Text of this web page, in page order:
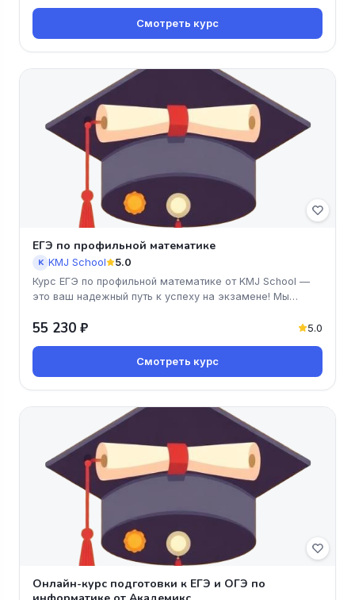
Смотреть курс
ЕГЭ по профильной математике
K KMJ School 5.0
Курс ЕГЭ по профильной математике от KMJ School —
это ваш надежный путь к успеху на экзамене! Мы
55 230 ₽ 5.0
Смотреть курс
Онлайн-курс подготовки к ЕГЭ и ОГЭ по